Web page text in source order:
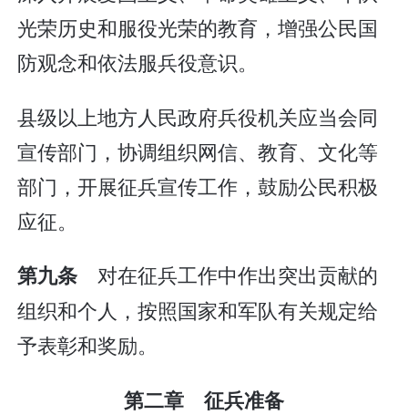
光荣历史和服役光荣的教育，增强公民国
防观念和依法服兵役意识。
县级以上地方人民政府兵役机关应当会同
宣传部门，协调组织网信、教育、文化等
部门，开展征兵宣传工作，鼓励公民积极
应征。
第九条 对在征兵工作中作出突出贡献的
组织和个人，按照国家和军队有关规定给
予表彰和奖励。
第二章 征兵准备